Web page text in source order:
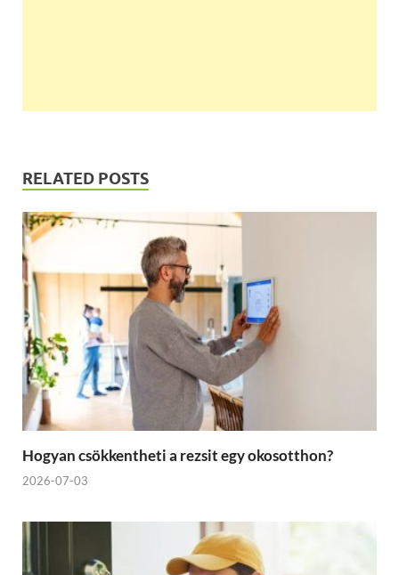
RELATED POSTS
Hogyan csökkentheti a rezsit egy okosotthon?
2026-07-03